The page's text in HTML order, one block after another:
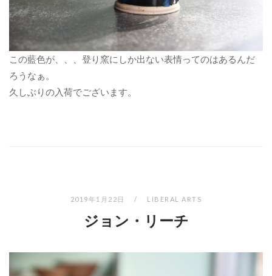
この藍色が、、、登り窯にしか出ない表情ってのはあるんだ
ろうなぁ。
久しぶりの入荷でございます。
2019年1月22日 LIBERAL ARTS
ジョン・リーチ